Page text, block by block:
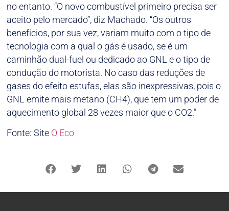
no entanto. “O novo combustível primeiro precisa ser
aceito pelo mercado”, diz Machado. “Os outros
benefícios, por sua vez, variam muito com o tipo de
tecnologia com a qual o gás é usado, se é um
caminhão dual-fuel ou dedicado ao GNL e o tipo de
condução do motorista. No caso das reduções de
gases do efeito estufas, elas são inexpressivas, pois o
GNL emite mais metano (CH4), que tem um poder de
aquecimento global 28 vezes maior que o CO2.”
Fonte: Site O Eco